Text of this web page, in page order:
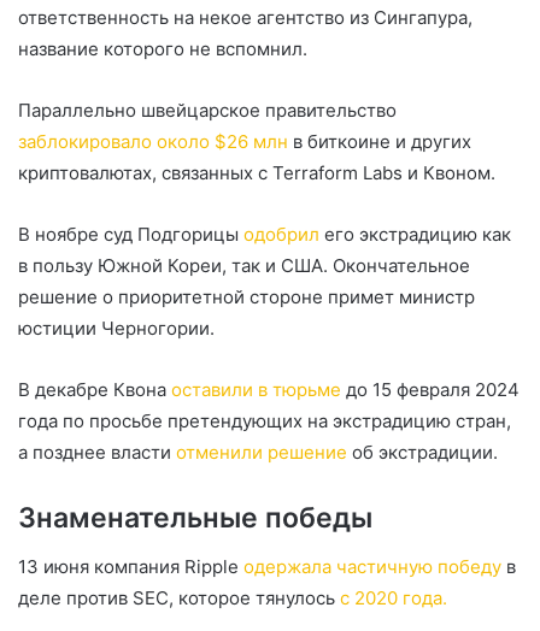
ответственность на некое агентство из Сингапура,
название которого не вспомнил.
Параллельно швейцарское правительство
заблокировало около $26 млн в биткоине и других
криптовалютах, связанных с Terraform Labs и Квоном.
В ноябре суд Подгорицы одобрил его экстрадицию как
в пользу Южной Кореи, так и США. Окончательное
решение о приоритетной стороне примет министр
юстиции Черногории.
В декабре Квона оставили в тюрьме до 15 февраля 2024
года по просьбе претендующих на экстрадицию стран,
а позднее власти отменили решение об экстрадиции.
Знаменательные победы
13 июня компания Ripple одержала частичную победу в
деле против SEC, которое тянулось с 2020 года.